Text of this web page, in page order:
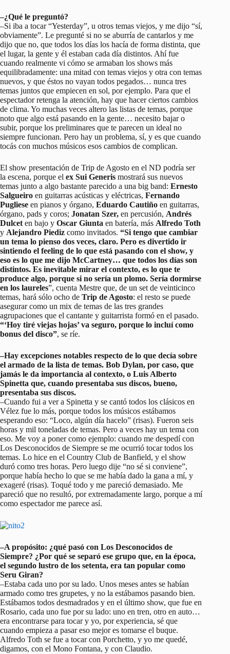
–¿Qué le preguntó?
–Si iba a tocar “Yesterday”, u otros temas viejos, y me dijo “sí,
obviamente”. Le pregunté si no se aburría de cantarlos y me
dijo que no, que todos los días los hacía de forma distinta, que
el lugar, la gente y él estaban cada día distintos. Ahí fue
cuando realmente vi cómo se armaban los shows más
equilibradamente: una mitad con temas viejos y otra con temas
nuevos, y que éstos no vayan todos pegados… nunca tres
temas juntos que empiecen en sol, por ejemplo. Para que el
espectador retenga la atención, hay que hacer ciertos cambios
de clima. Yo muchas veces altero las listas de temas, porque
noto que algo está pasando en la gente… necesito bajar o
subir, porque los preliminares que te parecen un ideal no
siempre funcionan. Pero hay un problema, sí, y es que cuando
tocás con muchos músicos esos cambios de complican.
El show presentación de Trip de Agosto en el ND podría ser
la escena, porque el ex Sui Generis mostrará sus nuevos
temas junto a algo bastante parecido a una big band: Ernesto
Salgueiro en guitarras acústicas y eléctricas, Fernando
Pugliese en pianos y órgano, Eduardo Cautiño en guitarras,
órgano, pads y coros; Jonatan Szer, en percusión, Andrés
Dulcet en bajo y Oscar Giunta en batería, más Alfredo Toth
y Alejandro Piediz como invitados. “Si tengo que cambiar
un tema lo pienso dos veces, claro. Pero es divertido ir
sintiendo el feeling de lo que está pasando con el show, y
eso es lo que me dijo McCartney… que todos los días son
distintos. Es inevitable mirar el contexto, es lo que te
produce algo, porque si no sería un plomo. Sería dormirse
en los laureles”, cuenta Mestre que, de un set de veinticinco
temas, hará sólo ocho de Trip de Agosto: el resto se puede
asegurar como un mix de temas de las tres grandes
agrupaciones que el cantante y guitarrista formó en el pasado.
“‘Hoy tiré viejas hojas’ va seguro, porque lo incluí como
bonus del disco”, se ríe.
–Hay excepciones notables respecto de lo que decía sobre
el armado de la lista de temas. Bob Dylan, por caso, que
jamás le da importancia al contexto, o Luis Alberto
Spinetta que, cuando presentaba sus discos, bueno,
presentaba sus discos.
–Cuando fui a ver a Spinetta y se cantó todos los clásicos en
Vélez fue lo más, porque todos los músicos estábamos
esperando eso: “Loco, algún día hacelo” (risas). Fueron seis
horas y mil toneladas de temas. Pero a veces hay un tema con
eso. Me voy a poner como ejemplo: cuando me despedí con
Los Desconocidos de Siempre se me ocurrió tocar todos los
temas. Lo hice en el Country Club de Banfield, y el show
duró como tres horas. Pero luego dije “no sé si conviene”,
porque había hecho lo que se me había dado la gana a mí, y
exageré (risas). Toqué todo y me pareció demasiado. Me
pareció que no resultó, por extremadamente largo, porque a mí
como espectador me parece así.
–A propósito: ¿qué pasó con Los Desconocidos de
Siempre? ¿Por qué se separó ese grupo que, en la época,
el segundo lustro de los setenta, era tan popular como
Seru Giran?
–Estaba cada uno por su lado. Unos meses antes se habían
armado como tres grupetes, y no la estábamos pasando bien.
Estábamos todos desmadrados y en el último show, que fue en
Rosario, cada uno fue por su lado: uno en tren, otro en auto…
era encontrarse para tocar y yo, por experiencia, sé que
cuando empieza a pasar eso mejor es tomarse el buque.
Alfredo Toth se fue a tocar con Porchetto, y yo me quedé,
digamos, con el Mono Fontana, y con Claudio.